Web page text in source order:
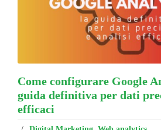
Come configurare Google
guida definitiva per dati
efficaci